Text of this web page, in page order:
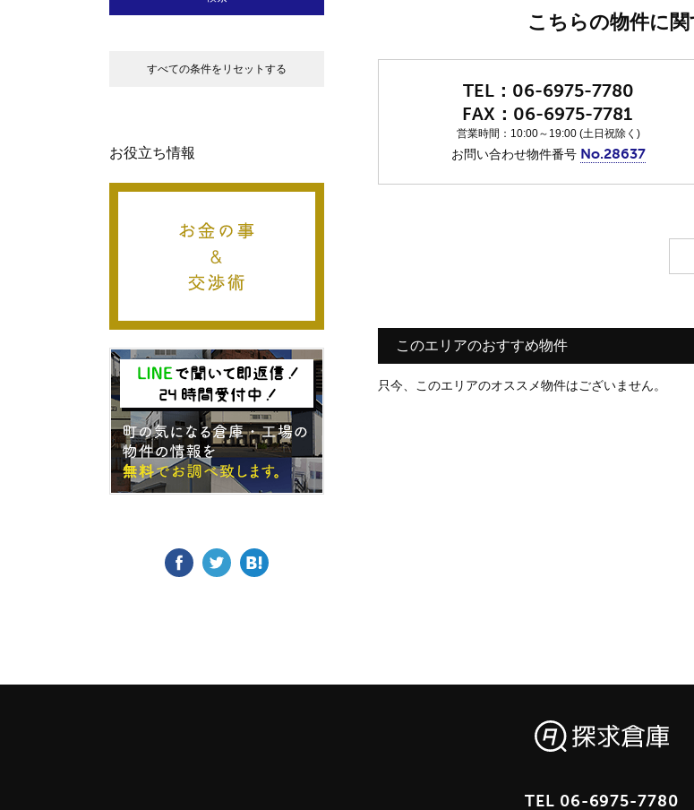
こちらの物件に関
06-6975-7780
06-6975-7781
営業時間：10:00～19:00 (土日祝除く)
お問い合わせ物件番号 No.28637
このエリアのおすすめ物件
只今、このエリアのオススメ物件はございません。
すべての条件をリセットする
お役立ち情報
TEL 06-6975-7780